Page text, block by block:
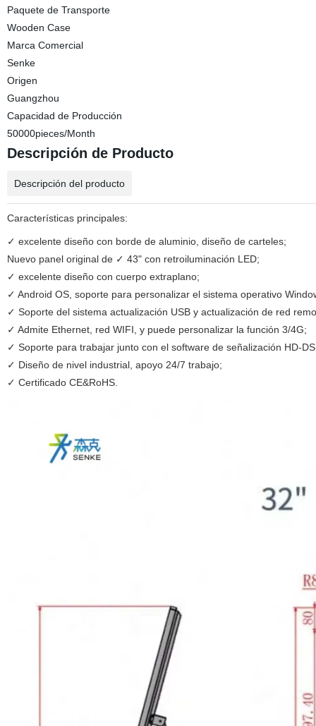
Paquete de Transporte
Wooden Case
Marca Comercial
Senke
Origen
Guangzhou
Capacidad de Producción
50000pieces/Month
Descripción de Producto
Descripción del producto
Características principales:
✓ excelente diseño con borde de aluminio, diseño de carteles;
Nuevo panel original de ✓ 43" con retroiluminación LED;
✓ excelente diseño con cuerpo extraplano;
✓ Android OS, soporte para personalizar el sistema operativo
✓ Soporte del sistema actualización USB y actualización de red
✓ Admite Ethernet, red WIFI, y puede personalizar la función 3/4G;
✓ Soporte para trabajar junto con el software de señalización HD-
✓ Diseño de nivel industrial, apoyo 24/7 trabajo;
✓ Certificado CE&RoHS.